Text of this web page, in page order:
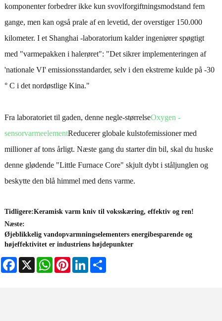
komponenter forbedrer ikke kun svovlforgiftningsmodstand fem
gange, men kan også prale af en levetid, der overstiger 150.000
kilometer. I et Shanghai -laboratorium kalder ingeniører spøgtigt
med "varmepakken i halerøret": "Det sikrer implementeringen af ​​
'nationale VI' emissionsstandarder, selv i den ekstreme kulde på -30
° C i det nordøstlige Kina."
Fra laboratoriet til gaden, denne negle-størrelseOxygen -
sensorvarmeelementReducerer globale kulstofemissioner med
millioner af tons årligt. Næste gang du starter din bil, skal du huske
denne glødende "Little Furnace Core" skjult dybt i ståljunglen og
beskytte den blå himmel med dens varme.
Tidligere:Keramisk varm kniv til voksskæring, effektiv og ren!
Næste:
Øjeblikkelig vandopvarmningselementers energibesparende og
højeffektivitet er industriens højdepunkter
Facebook
X WhatsAppPinterestLinkedIn